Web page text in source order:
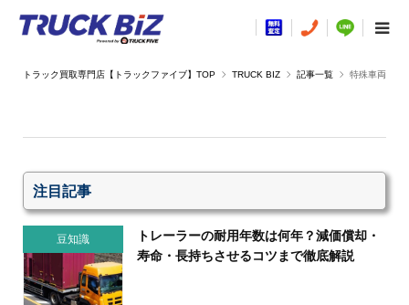
TRUCK BIZ 記事一覧 特殊車両
注目記事
豆知識
トレーラーの耐用年数は何年？減価償却・
寿命・長持ちさせるコツまで徹底解説